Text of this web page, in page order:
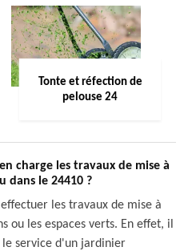
Tonte et réfection de
pelouse 24
charge les travaux de mise à
dans le 24410 ?
les travaux de mise à
ou les espaces verts. En effet, il
service d'un jardinier